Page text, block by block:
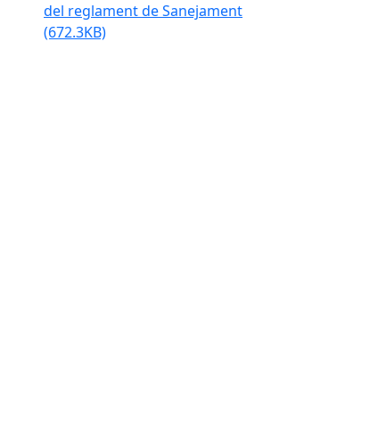
del reglament de Sanejament
(672.3KB)